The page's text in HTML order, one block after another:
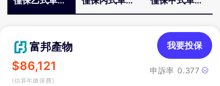
險
險
險
富邦產物
$86,121
(估算年繳保費)
申訴率 0.377
我要投保